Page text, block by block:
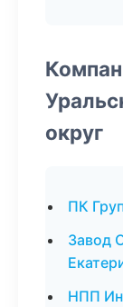
округ
ПК
Завод
НПП